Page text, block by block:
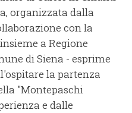
organizzata dalla
con la
a Regione
di Siena - esprime
la partenza
"Montepaschi
e dalle